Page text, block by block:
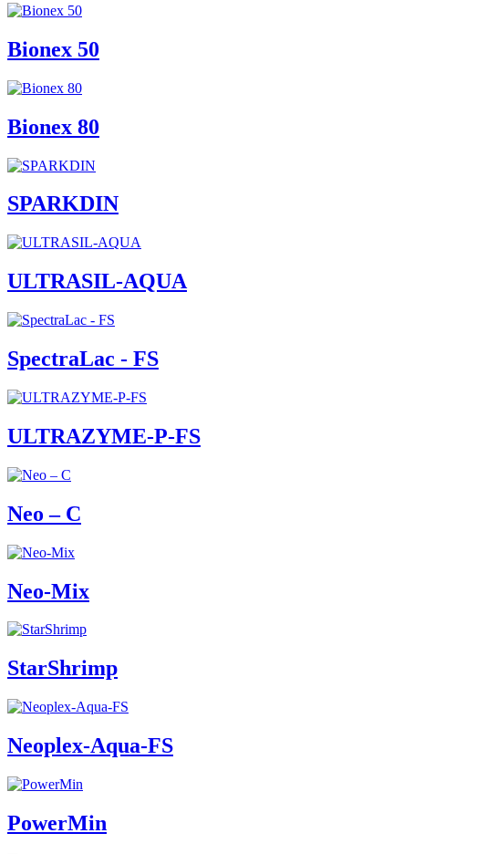
Bionex 50
Bionex 80
SPARKDIN
ULTRASIL-AQUA
SpectraLac - FS
ULTRAZYME-P-FS
Neo – C
Neo-Mix
StarShrimp
Neoplex-Aqua-FS
PowerMin